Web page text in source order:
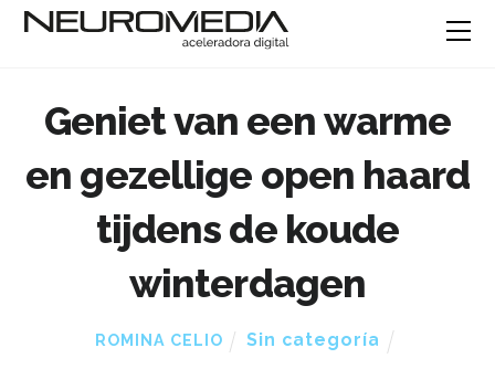
Geniet van een warme
en gezellige open haard
tijdens de koude
winterdagen
ROMINA CELIO Sin categoría